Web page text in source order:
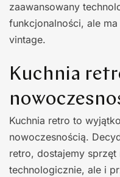
zaawansowany
funkcjonalności, ale
vintage.
Kuchnia
Kuchnia retro to
nowoczesnością.
retro, dostajemy
technologicznie, ale i